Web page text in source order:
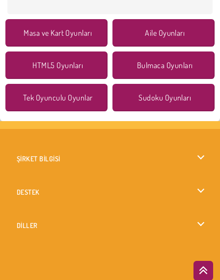
Masa ve Kart Oyunları Aile Oyunları
HTML5 Oyunları Bulmaca Oyunları
Tek Oyunculu Oyunlar Sudoku Oyunları
ŞİRKET BİLGİSİ
DESTEK
DİLLER